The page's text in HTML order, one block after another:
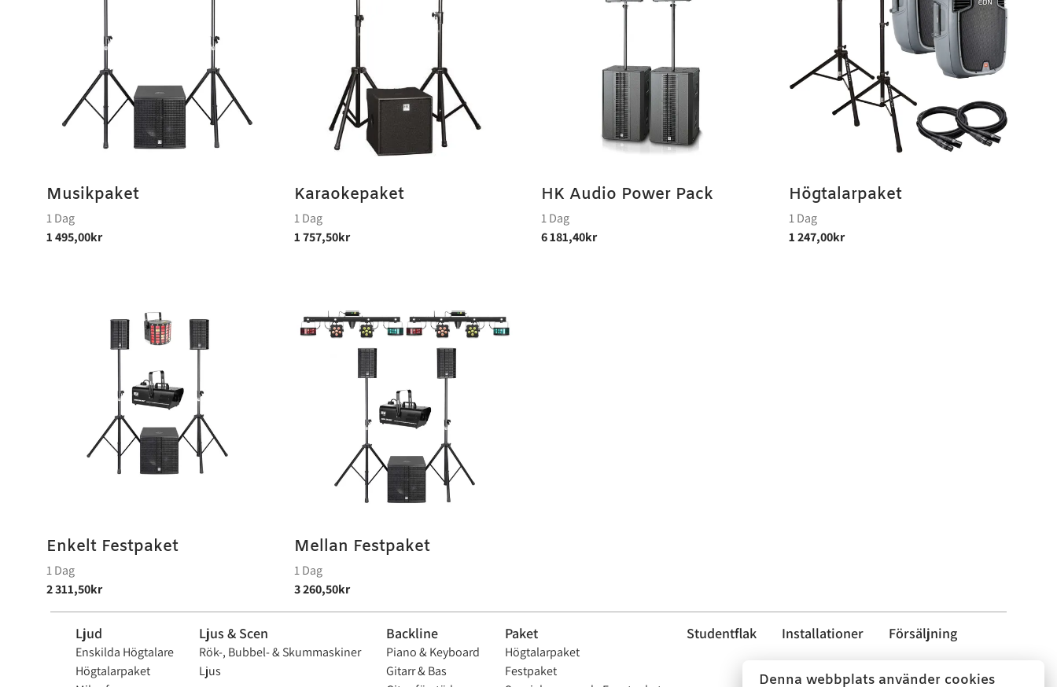
Musikpaket Karaokepaket HK Audio Power Pack Högtalarpaket
Enkelt Festpaket Mellan Festpaket
Ljud
Enskilda Högtalare
Högtalarpaket
Ljus & Scen
Rök-, Bubbel- & Skummaskiner
Ljus
Backline
Piano & Keyboard
Gitarr & Bas
Paket
Högtalarpaket
Festpaket
Studentflak Installationer Försäljning
Denna webbplats använder cookies